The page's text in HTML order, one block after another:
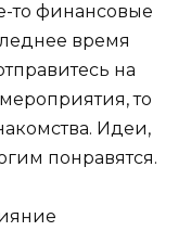
то финансовые
время
на
то
Идеи,
понравятся.